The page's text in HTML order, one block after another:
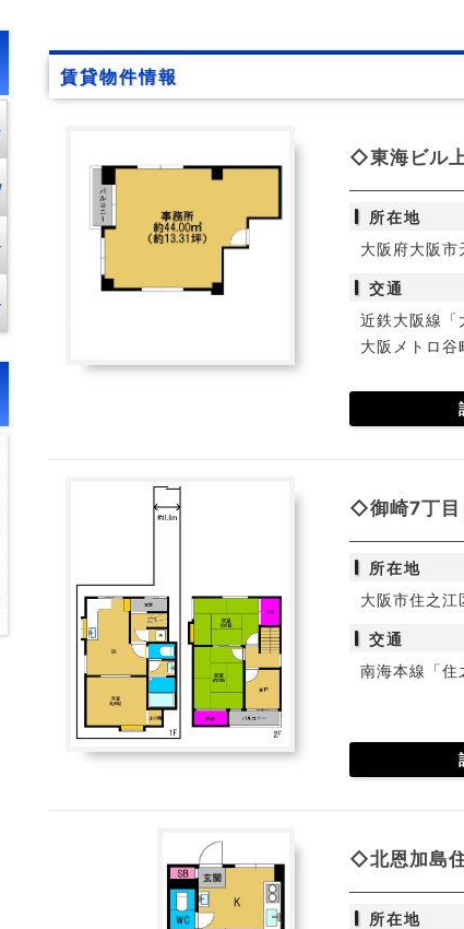
賃貸物件情報
◇東海ビル
所在地
大阪府大阪
交通
近鉄大阪線「
大阪メトロ
◇御崎7丁
所在地
大阪市住之
交通
南海本線「住
◇北恩加島
所在地